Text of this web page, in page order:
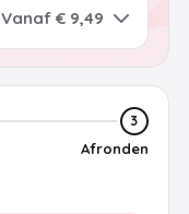
Vanaf € 9,49
3
Afronden